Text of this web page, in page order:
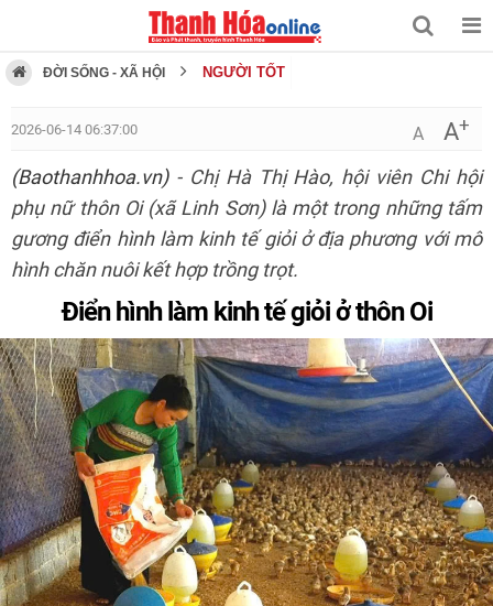
ĐỜI SỐNG - XÃ HỘI NGƯỜI TỐT
2026-06-14 06:37:00 A A+
(Baothanhhoa.vn)- Chị Hà Thị Hào, hội viên Chi hội
phụ nữ thôn Oi (xã Linh Sơn) là một trong những tấm
gương điển hình làm kinh tế giỏi ở địa phương với mô
hình chăn nuôi kết hợp trồng trọt.
Điển hình làm kinh tế giỏi ở thôn Oi